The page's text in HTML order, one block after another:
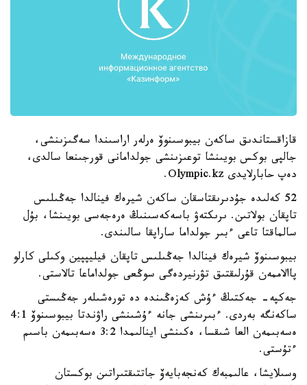
قازاقستاندىق ساكەن بيبوسىنوۆ ەرلەر اراسىندا سەگىزىنشى،
جالپى بوكس بويىنشا توعىزىنشى جولدامانى قورجىنعا سالدى،
دەپ حابارلايدى Olympic.kz.
52 كەلىدە جۇدىرىقتاسقان ساكەن شيرەك فينالدا جەڭىلىس
تاپقان بولاتىن. ىرىكتەۋ باسەكەسىنىڭ ەرەجەسى بويىنشا، بۇل
سالماقتا تاعى ءبىر جولداما ساراپقا سالىندى.
بيبوسىنوۆ شيرەك فينالدا جەڭىلىس تاپقان فيليپپين وكىلى كارلو
پاالاممەن قۇرلىقتىق تۋرنيردەگى سوڭعى جولداماعا تالاستى.
جەكپە- جەكتىڭ ءۇش كەزەڭىندە دە تورەشىلەر جەڭىستى
ساكەنگە بەردى. ءبىرىنشى جانە ءۇشىنشى راۋندتا بيبوسىنوۆ 4:1
ەسەبىمەن العا شىقسا، ەكىنشى اينالىمدا 3:2 ەسەبىمەن باسىم
ءتۇستى.
وسىلايشا، عالىمبەك كەنجەبايەۆ جاتتىقتىراتىن بوكستان